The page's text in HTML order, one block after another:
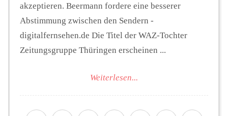
akzeptieren. Beermann fordere eine besserer
Abstimmung zwischen den Sendern -
digitalfernsehen.de Die Titel der WAZ-Tochter
Zeitungsgruppe Thüringen erscheinen ...
Weiterlesen...